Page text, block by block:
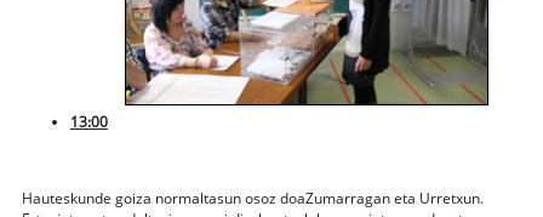
13:00
Hauteskunde goiza normaltasun osoz doaZumarragan eta Urretxun.